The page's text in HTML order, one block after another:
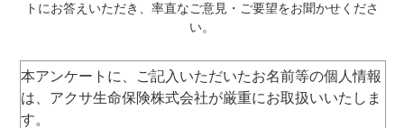
トにお答えいただき、率直なご意⾒・ご要望をお聞かせくださ
い。
本アンケートに、ご記⼊いただいたお名前等の個⼈情報
は、アクサ⽣命保険株式会社が厳重にお取扱いいたしま
す。